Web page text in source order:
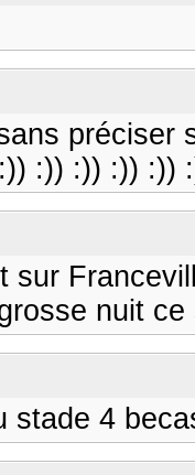
préciser
:)) :)) :)) :))
sur
nuit ce
stade 4